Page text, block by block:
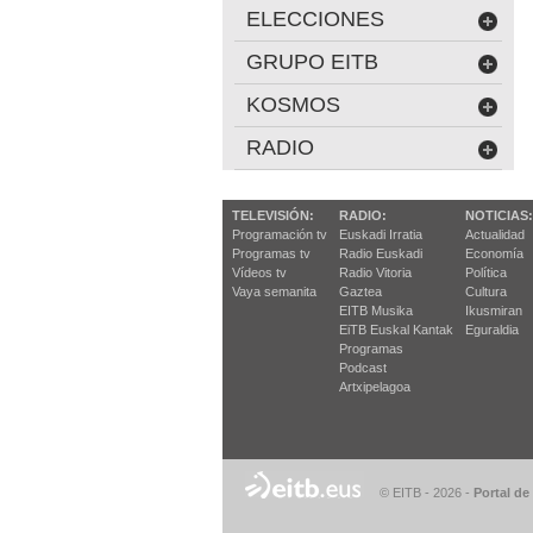
ELECCIONES
GRUPO EITB
KOSMOS
RADIO
TELEVISIÓN:
Programación tv
Programas tv
Vídeos tv
Vaya semanita
RADIO:
Euskadi Irratia
Radio Euskadi
Radio Vitoria
Gaztea
EITB Musika
EiTB Euskal Kantak
Programas
Podcast
Artxipelagoa
NOTICIAS:
Actualidad
Economía
Política
Cultura
Ikusmiran
Eguraldia
© EITB - 2026 - Portal